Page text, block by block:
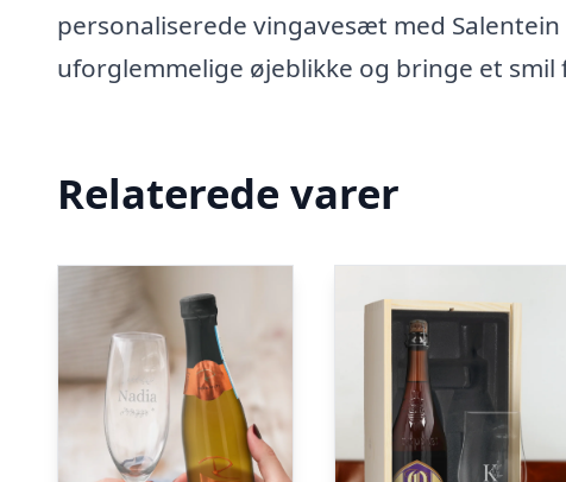
personaliserede vingavesæt med
uforglemmelige øjeblikke og bringe et smil
Relaterede varer